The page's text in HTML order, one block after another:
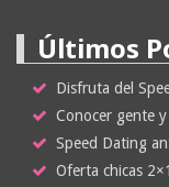
Últimos
Disfruta del
Conocer gente
Speed Dating
Oferta chicas